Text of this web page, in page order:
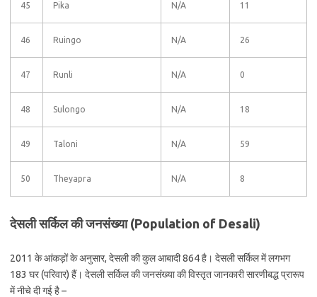
45 Pika N/A 11
46 Ruingo N/A 26
47 Runli N/A 0
48 Sulongo N/A 18
49 Taloni N/A 59
50 Theyapra N/A 8
देसली सर्किल की जनसंख्या (Population of Desali)
2011 के आंकड़ों के अनुसार, देसली की कुल आबादी 864 है। देसली सर्किल में लगभग
183 घर (परिवार) हैं। देसली सर्किल की जनसंख्या की विस्तृत जानकारी सारणीबद्ध प्रारूप
में नीचे दी गई है –